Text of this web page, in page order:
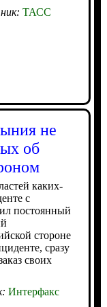
ТАСС
не
об
каких-
с
постоянный
стороне
сразу
своих
Интерфакс